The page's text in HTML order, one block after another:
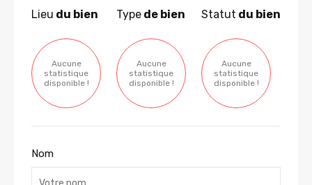
Lieu du bien
Aucune
statistique
disponible !
Type de bien
Aucune
statistique
disponible !
Statut du bien
Aucune
statistique
disponible !
Nom